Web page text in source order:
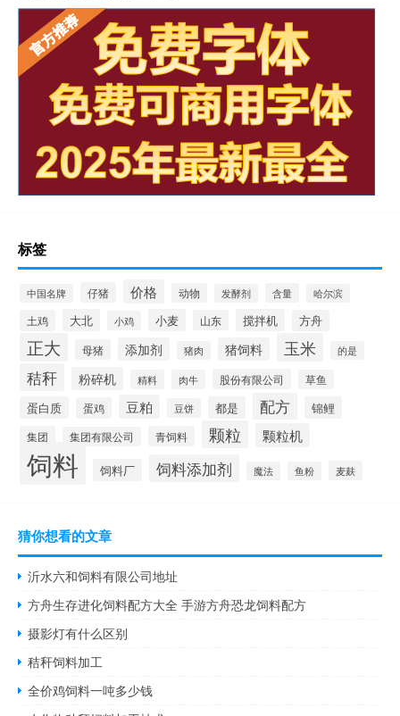
标签
中国名牌 仔猪 价格 动物 发酵剂 含量 哈尔滨
土鸡 大北 小鸡 小麦 山东 搅拌机 方舟
正大 母猪 添加剂 猪肉 猪饲料 玉米 的是
秸秆 粉碎机 精料 肉牛 股份有限公司 草鱼
蛋白质 蛋鸡 豆粕 豆饼 都是 配方 锦鲤
集团 集团有限公司 青饲料 颗粒 颗粒机
饲料 饲料厂 饲料添加剂 魔法 鱼粉 麦麸
猜你想看的文章
沂水六和饲料有限公司地址
方舟生存进化饲料配方大全 手游方舟恐龙饲料配方
摄影灯有什么区别
秸秆饲料加工
全价鸡饲料一吨多少钱